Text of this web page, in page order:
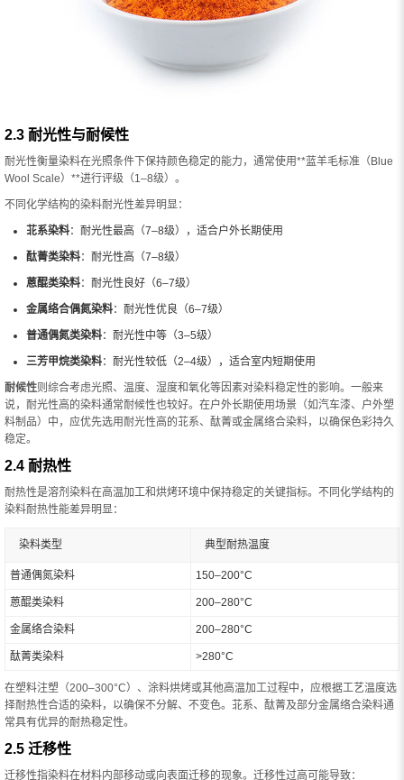
2.3 耐光性与耐候性
耐光性衡量染料在光照条件下保持颜色稳定的能力，通常使用**蓝羊毛标准（Blue
Wool Scale）**进行评级（1–8级）。
不同化学结构的染料耐光性差异明显：
苝系染料：耐光性最高（7–8级），适合户外长期使用
酞菁类染料：耐光性高（7–8级）
蒽醌类染料：耐光性良好（6–7级）
金属络合偶氮染料：耐光性优良（6–7级）
普通偶氮类染料：耐光性中等（3–5级）
三芳甲烷类染料：耐光性较低（2–4级），适合室内短期使用
耐候性则综合考虑光照、温度、湿度和氧化等因素对染料稳定性的影响。一般来
说，耐光性高的染料通常耐候性也较好。在户外长期使用场景（如汽车漆、户外塑
料制品）中，应优先选用耐光性高的苝系、酞菁或金属络合染料，以确保色彩持久
稳定。
2.4 耐热性
耐热性是溶剂染料在高温加工和烘烤环境中保持稳定的关键指标。不同化学结构的
染料耐热性能差异明显：
染料类型 典型耐热温度
普通偶氮染料 150–200°C
蒽醌类染料 200–280°C
金属络合染料 200–280°C
酞菁类染料 >280°C
在塑料注塑（200–300°C）、涂料烘烤或其他高温加工过程中，应根据工艺温度选
择耐热性合适的染料，以确保不分解、不变色。苝系、酞菁及部分金属络合染料通
常具有优异的耐热稳定性。
2.5 迁移性
迁移性指染料在材料内部移动或向表面迁移的现象。迁移性过高可能导致：